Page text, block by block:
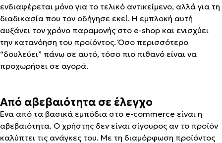
ενδιαφέρεται μόνο για το τελικό αντικείμενο, αλλά για τη
διαδικασία που τον οδήγησε εκεί. Η εμπλοκή αυτή
αυξάνει τον χρόνο παραμονής στο e-shop και ενισχύει
την κατανόηση του προϊόντος. Όσο περισσότερο
“δουλεύει” πάνω σε αυτό, τόσο πιο πιθανό είναι να
προχωρήσει σε αγορά.
Από αβεβαιότητα σε έλεγχο
Ένα από τα βασικά εμπόδια στο e-commerce είναι η
αβεβαιότητα. Ο χρήστης δεν είναι σίγουρος αν το προϊόν
καλύπτει τις ανάγκες του. Με τη διαμόρφωση προϊόντος